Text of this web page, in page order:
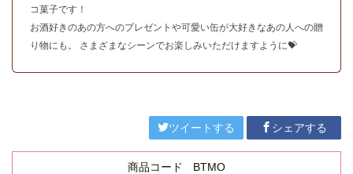
コ菓子です！
お酒好きのあの方へのプレゼントや可愛い缶が大好きなあの人への贈
り物にも。 さまざまなシーンでお楽しみいただけますように💝
ツイートする シェアする
商品コード BTMO